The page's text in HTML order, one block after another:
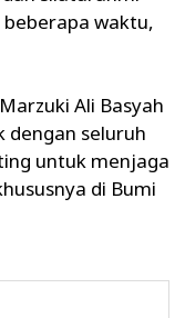
waktu,
Ali Basyah
dengan seluruh
untuk menjaga
di Bumi